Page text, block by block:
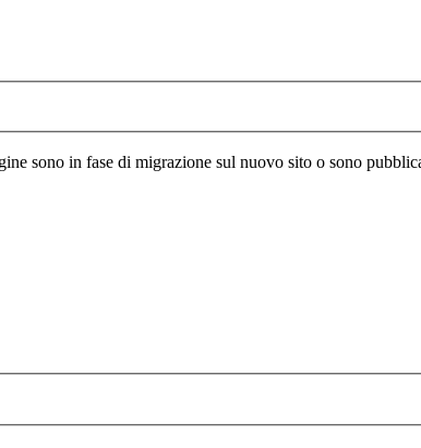
sono in fase di migrazione sul nuovo sito o sono